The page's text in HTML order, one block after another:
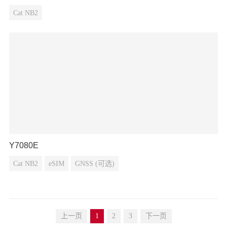
Cat NB2
Y7080E
Cat NB2 eSIM GNSS (可选)
上一页 1 2 3 下一页